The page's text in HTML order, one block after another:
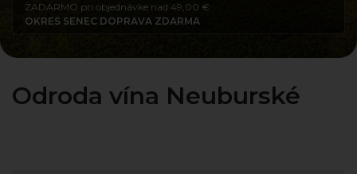
ZADARMO pri objednávke nad 49,00 €
OKRES SENEC DOPRAVA ZDARMA
Odroda vína Neuburské